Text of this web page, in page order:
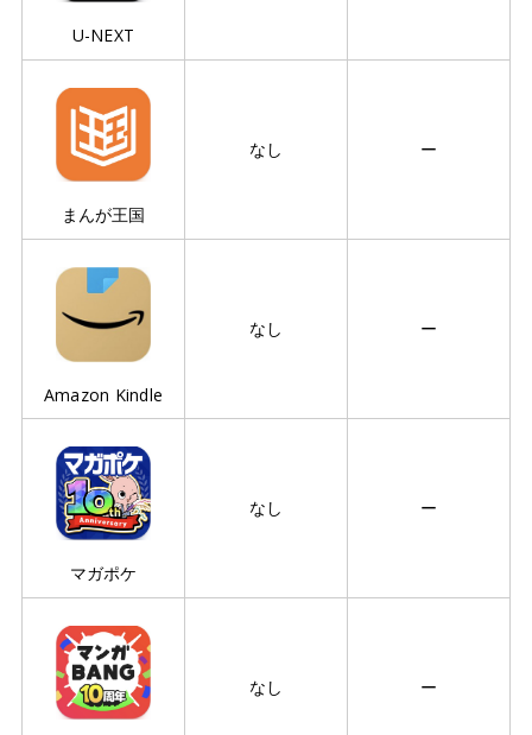
U-NEXT
まんが王国
なし ー
Amazon Kindle
なし ー
マガポケ
なし ー
なし ー